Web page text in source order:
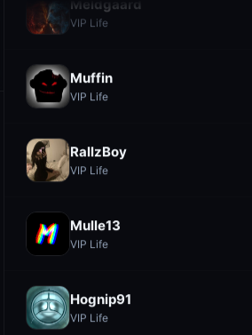
VIP Life
Muffin
VIP Life
RallzBoy
VIP Life
Mulle13
VIP Life
Hognip91
VIP Life